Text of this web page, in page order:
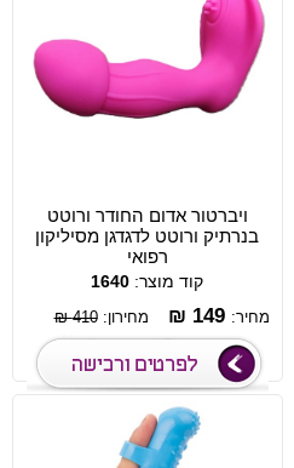
ויברטור אדום החודר ורוטט
בנרתיק ורוטט לדגדגן מסיליקון
רפואי
קוד מוצר: 1640
מחיר: 149 ₪ מחירון:410 ₪